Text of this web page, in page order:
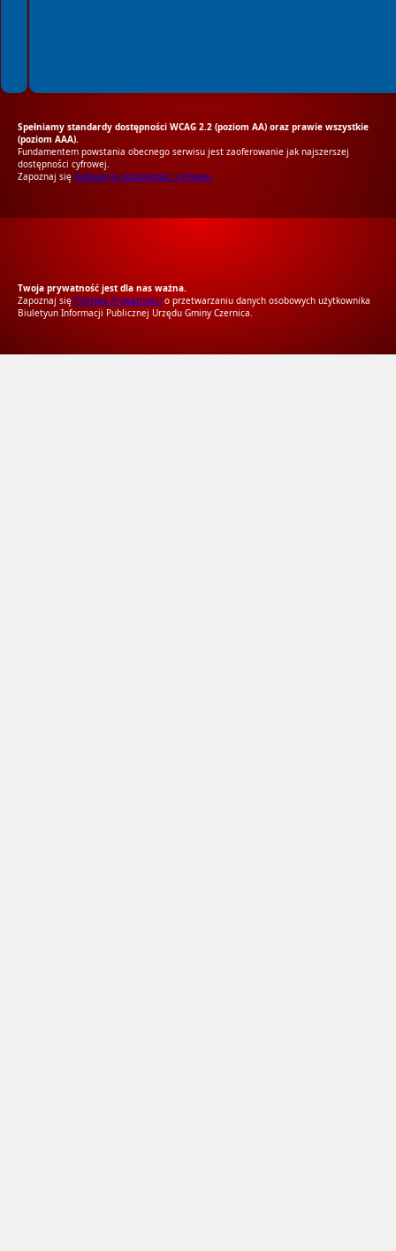
Spełniamy standardy dostępności WCAG 2.2 (poziom AA) oraz prawie wszystkie
(poziom AAA).
Fundamentem powstania obecnego serwisu jest zaoferowanie jak najszerszej
dostępności cyfrowej.
Zapoznaj się Deklaracją dostępności cyfrowej.
Twoja prywatność jest dla nas ważna.
Zapoznaj się Polityką Prywatności o przetwarzaniu danych osobowych użytkownika
Biuletyun Informacji Publicznej Urzędu Gminy Czernica.